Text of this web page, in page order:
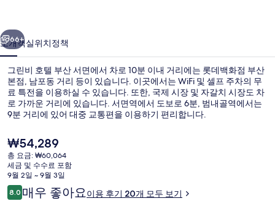
서
면
의
사
진
갤
러
리
다음
66+
소개객실위치정책
그린비 호텔 부산 서면에서 차로 10분 이내 거리에는 롯데백화점 부산
본점, 남포동 거리 등이 있습니다. 이곳에서는 WiFi 및 셀프 주차의 무
료 특전을 이용하실 수 있습니다. 또한, 국제 시장 및 자갈치 시장도 차
로 가까운 거리에 있습니다. 서면역에서 도보로 6분, 범내골역에서는
9분 거리에 있어 대중 교통편을 이용하기 편리합니다.
현
재
가
격
은
₩54,289
₩54,289
총 요금: ₩60,064
세금 및 수수료 포함
9월 2일 ~ 9월 3일
이
용
8.010점 만점 중 8.0점.
매우 좋아요이용 후기 20개 모두 보기